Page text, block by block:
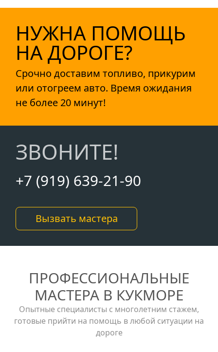
НУЖНА ПОМОЩЬ
НА ДОРОГЕ?
Срочно доставим топливо, прикурим
или отогреем авто. Время ожидания
не более 20 минут!
ЗВОНИТЕ!
+7 (919) 639-21-90
Вызвать мастера
ПРОФЕССИОНАЛЬНЫЕ
МАСТЕРА В КУКМОРЕ
Опытные специалисты с многолетним стажем,
готовые прийти на помощь в любой ситуации на
дороге